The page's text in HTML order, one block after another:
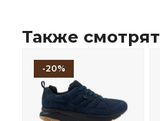
Также смотрят
-20%